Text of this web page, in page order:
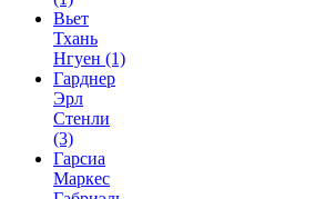
Вьет
Тхань
Нгуен (1)
Гарднер
Эрл
Стенли
(3)
Гарсиа
Маркес